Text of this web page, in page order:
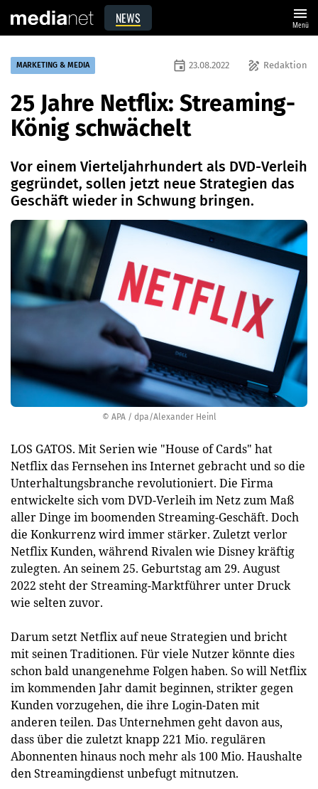
NEWS menu
Menü
© APA / dpa/Alexander Heinl
MARKETING & MEDIA draw Redaktion
event 23.08.2022
25 Jahre Netflix: Streaming-
König schwächelt
Vor einem Vierteljahrhundert als DVD-Verleih
gegründet, sollen jetzt neue Strategien das
Geschäft wieder in Schwung bringen.
LOS GATOS. Mit Serien wie "House of Cards" hat
Netflix das Fernsehen ins Internet gebracht und so die
Unterhaltungsbranche revolutioniert. Die Firma
entwickelte sich vom DVD-Verleih im Netz zum Maß
aller Dinge im boomenden Streaming-Geschäft. Doch
die Konkurrenz wird immer stärker. Zuletzt verlor
Netflix Kunden, während Rivalen wie Disney kräftig
zulegten. An seinem 25. Geburtstag am 29. August
2022 steht der Streaming-Marktführer unter Druck
wie selten zuvor.
Darum setzt Netflix auf neue Strategien und bricht
mit seinen Traditionen. Für viele Nutzer könnte dies
schon bald unangenehme Folgen haben. So will Netflix
im kommenden Jahr damit beginnen, strikter gegen
Kunden vorzugehen, die ihre Login-Daten mit
anderen teilen. Das Unternehmen geht davon aus,
dass über die zuletzt knapp 221 Mio. regulären
Abonnenten hinaus noch mehr als 100 Mio. Haushalte
den Streamingdienst unbefugt mitnutzen.